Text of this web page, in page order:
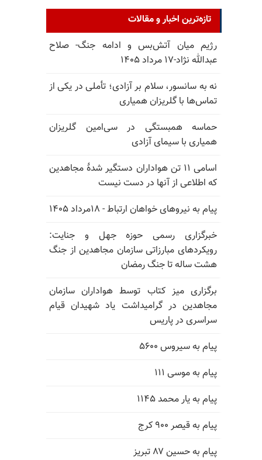
تازه‌ترین اخبار و مقالات
رژیم میان آتش‌بس و ادامه جنگ- صلاح
عبدالله نژاد-۱۷ مرداد ۱۴۰۵
نه به سانسور، سلام بر آزادی؛ تأملی در یکی از
تماس‌ها با گلریزان همیاری
حماسه همبستگی در سی‌امین گلریزان
همیاری با سیمای آزادی
اسامی ۱۱ تن هواداران دستگیر شدهٔ مجاهدین
که اطلاعی از آنها در دست نیست
پیام به نیروهای خواهان ارتباط - ۱۸مرداد ۱۴۰۵
خبرگزاری رسمی حوزه جهل و جنایت:
رویکردهای مبارزاتی سازمان مجاهدین از جنگ
هشت ساله تا جنگ رمضان
برگزاری میز کتاب توسط هواداران سازمان
مجاهدین در گرامیداشت یاد شهیدان قیام
سراسری در پاریس
پیام به سیروس ۵۶۰۰
پیام به موسی ۱۱۱
پیام به یار محمد ۱۱۴۵
پیام به قیصر ۹۰۰ کرج
پیام به حسین ۸۷ تبریز